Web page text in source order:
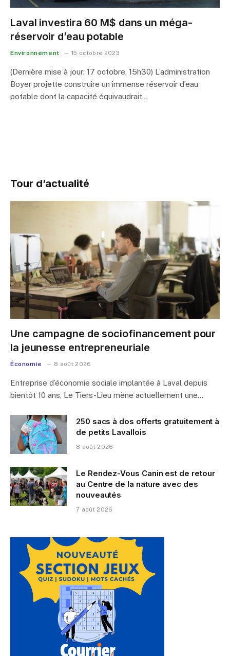
Laval investira 60 M$ dans un méga-
réservoir d’eau potable
Environnement 15 octobre 2023
(Dernière mise à jour: 17 octobre, 15h30) L’administration
Boyer projette construire un immense réservoir d’eau
potable dont la capacité équivaudrait…
Tour d’actualité
Une campagne de sociofinancement pour
la jeunesse entrepreneuriale
Économie 8 août 2026
Entreprise d’économie sociale implantée à Laval depuis
bientôt 10 ans, Le Tiers-Lieu mène actuellement une…
250 sacs à dos offerts gratuitement à
de petits Lavallois
8 août 2026
Le Rendez-Vous Canin est de retour
au Centre de la nature avec des
nouveautés
7 août 2026